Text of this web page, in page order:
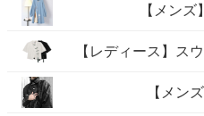
【メン
【レディース】ス
【メン